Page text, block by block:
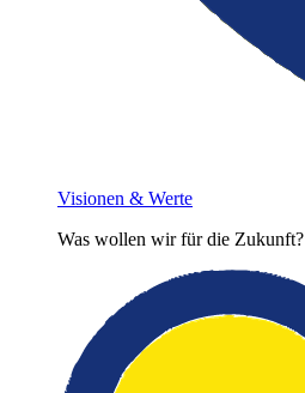
Visionen & Werte
Was wollen wir für die Zukunft?